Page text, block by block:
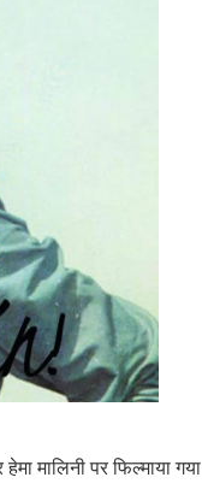
मालिनी पर फिल्माया गया